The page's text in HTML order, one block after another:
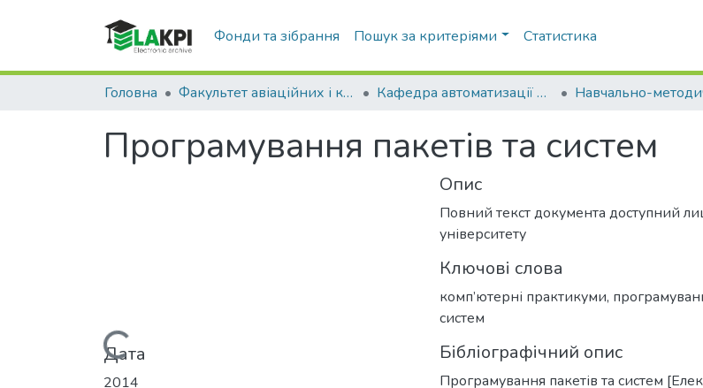
Фонди та зібрання Пошук за критеріями Статистика
Головна Факультет авіаційних і космічних систем (ФАКС) Кафедра автоматизації експериментальних досліджень
Програмування пакетів та систем
Дата
2014
Опис
Повний текст документа доступний
університету
Ключові слова
комп’ютерні практикуми,
систем
Бібліографічний опис
Програмування пакетів та систем